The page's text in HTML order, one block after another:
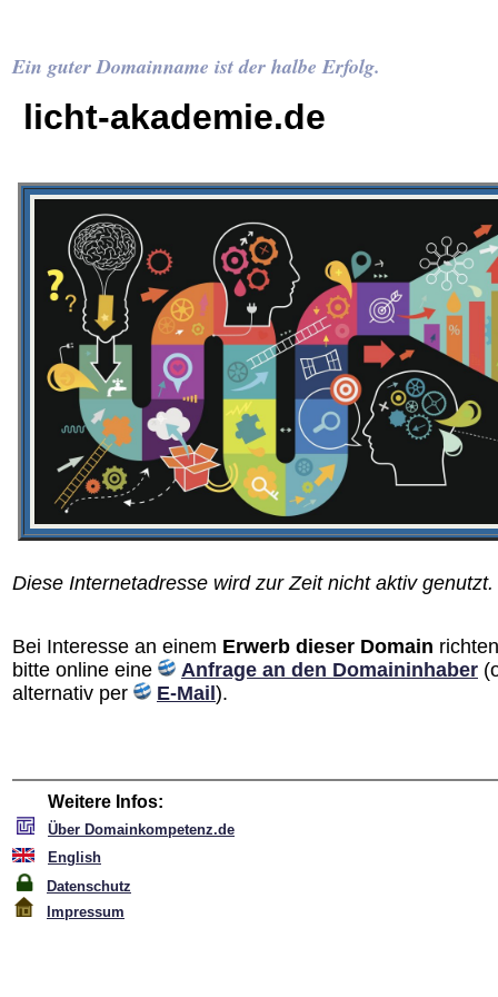
Ein guter Domainname ist der halbe Erfolg.
licht-akademie.de
Diese Internetadresse wird zur Zeit nicht aktiv genutzt.
Bei Interesse an einem Erwerb dieser Domain
bitte online eine
Anfrage an den Domain­inhaber
alternativ per
E-Mail ).
Weitere Infos:
Über Domainkompetenz.de
English
Datenschutz
Impressum